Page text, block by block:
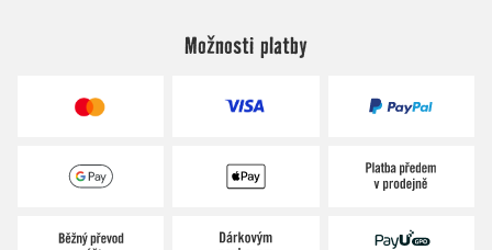
Možnosti platby